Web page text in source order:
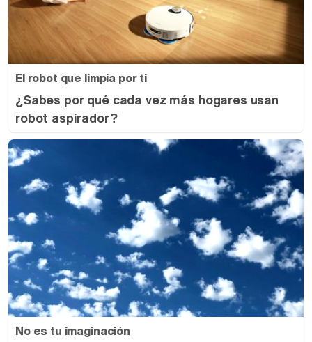
El robot que limpia por ti
¿Sabes por qué cada vez más hogares usan
robot aspirador?
No es tu imaginación